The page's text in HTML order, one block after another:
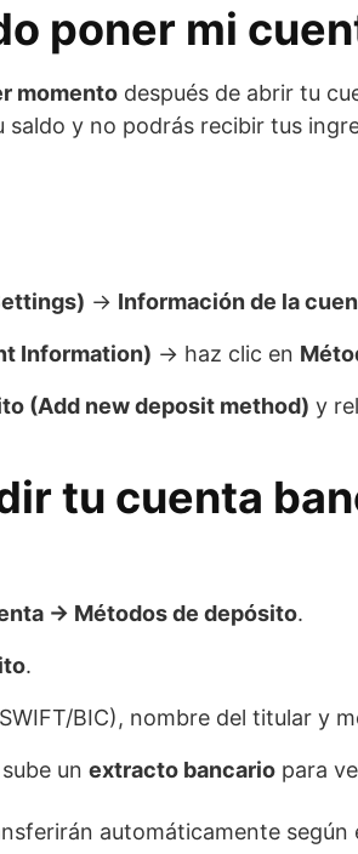
poner mi
momento después de abrir tu
y no podrás recibir tus
→ Información de la
Information) → haz clic en
(Add new deposit method) y
tu cuenta
→ Métodos de depósito.
.
BIC), nombre del titular y
un extracto bancario para
automáticamente según